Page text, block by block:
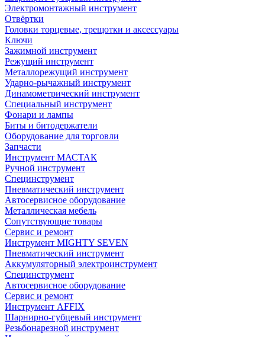
Электромонтажный инструмент
Отвёртки
Головки торцевые, трещотки и аксессуары
Ключи
Зажимной инструмент
Режущий инструмент
Металлорежущий инструмент
Ударно-рычажный инструмент
Динамометрический инструмент
Специальный инструмент
Фонари и лампы
Биты и битодержатели
Оборудование для торговли
Запчасти
Инструмент МАСТАК
Ручной инструмент
Специнструмент
Пневматический инструмент
Автосервисное оборудование
Металлическая мебель
Сопутствующие товары
Сервис и ремонт
Инструмент MIGHTY SEVEN
Пневматический инструмент
Аккумуляторный электроинструмент
Специнструмент
Автосервисное оборудование
Сервис и ремонт
Инструмент AFFIX
Шарнирно-губцевый инструмент
Резьбонарезной инструмент